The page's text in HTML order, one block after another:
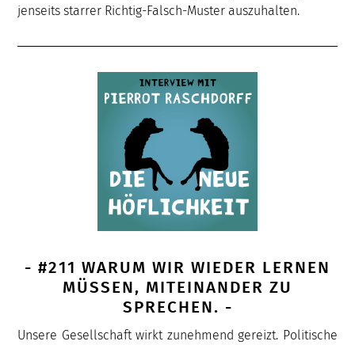
jenseits starrer Richtig-Falsch-Muster auszuhalten.
- #211 WARUM WIR WIEDER LERNEN
MÜSSEN, MITEINANDER ZU
SPRECHEN. -
Unsere Gesellschaft wirkt zunehmend gereizt. Politische